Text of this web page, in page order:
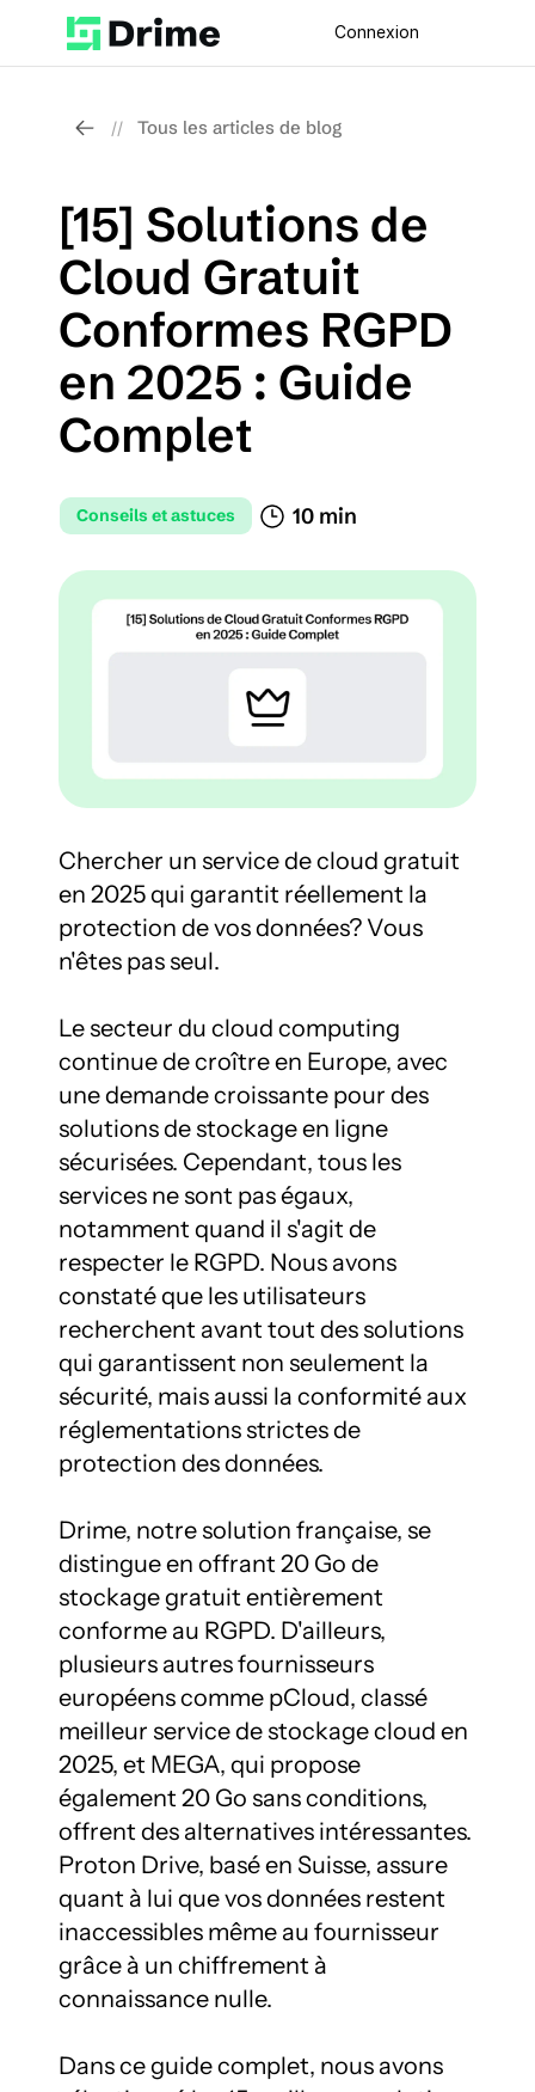
Connexion
// Tous les articles de blog
Conseils et astuces 10 min
[15] Solutions de
Cloud Gratuit
Conformes RGPD
en 2025 : Guide
Complet
Chercher un service de cloud gratuit
en 2025 qui garantit réellement la
protection de vos données? Vous
n'êtes pas seul.
Le secteur du cloud computing
continue de croître en Europe, avec
une demande croissante pour des
solutions de stockage en ligne
sécurisées. Cependant, tous les
services ne sont pas égaux,
notamment quand il s'agit de
respecter le RGPD. Nous avons
constaté que les utilisateurs
recherchent avant tout des solutions
qui garantissent non seulement la
sécurité, mais aussi la conformité aux
réglementations strictes de
protection des données.
Drime, notre solution française, se
distingue en offrant 20 Go de
stockage gratuit entièrement
conforme au RGPD. D'ailleurs,
plusieurs autres fournisseurs
européens comme pCloud, classé
meilleur service de stockage cloud en
2025, et MEGA, qui propose
également 20 Go sans conditions,
offrent des alternatives intéressantes.
Proton Drive, basé en Suisse, assure
quant à lui que vos données restent
inaccessibles même au fournisseur
grâce à un chiffrement à
connaissance nulle.
Dans ce guide complet, nous avons